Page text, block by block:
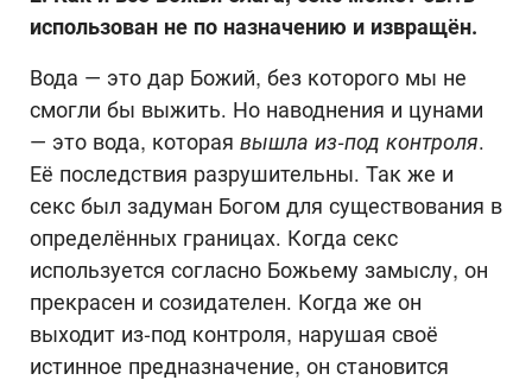
использован не по назначению и извращён.
Вода — это дар Божий, без которого мы не
смогли бы выжить. Но наводнения и цунами
— это вода, которая вышла из-под контроля.
Её последствия разрушительны. Так же и
секс был задуман Богом для существования в
определённых границах. Когда секс
используется согласно Божьему замыслу, он
прекрасен и созидателен. Когда же он
выходит из-под контроля, нарушая своё
истинное предназначение, он становится